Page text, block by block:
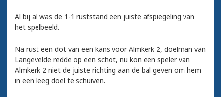
Al bij al was de 1-1 ruststand een juiste afspiegeling van
het spelbeeld.
Na rust een dot van een kans voor Almkerk 2, doelman van
Langevelde redde op een schot, nu kon een speler van
Almkerk 2 niet de juiste richting aan de bal geven om hem
in een leeg doel te schuiven.